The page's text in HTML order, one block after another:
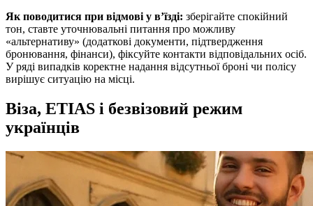
Як поводитися при відмові у в’їзді: зберігайте спокійний
тон, ставте уточнювальні питання про можливу
«альтернативу» (додаткові документи, підтвердження
бронювання, фінанси), фіксуйте контакти відповідальних осіб.
У ряді випадків коректне надання відсутньої броні чи полісу
вирішує ситуацію на місці.
Віза, ETIAS і безвізовий режим
українців